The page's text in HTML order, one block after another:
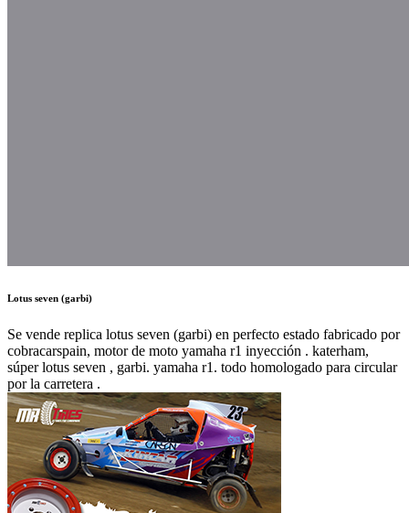
Lotus seven (garbi)
Se vende replica lotus seven (garbi) en perfecto estado fabricado por
cobracarspain, motor de moto yamaha r1 inyección . katerham,
súper lotus seven , garbi. yamaha r1. todo homologado para circular
por la carretera .